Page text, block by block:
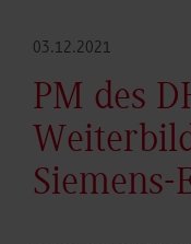
03.12.2021
PM des
Siemens-